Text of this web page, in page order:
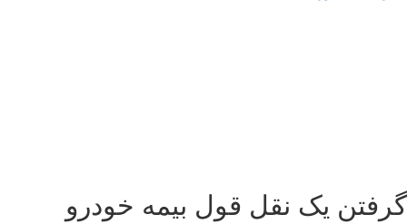
گرفتن یک نقل قول بیمه خودرو